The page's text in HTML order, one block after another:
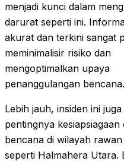
menjadi kunci dalam
darurat seperti ini.
akurat dan terkini sangat
meminimalisir risiko dan
mengoptimalkan upaya
penanggulangan bencana.
Lebih jauh, insiden ini
pentingnya kesiapsiagaan
bencana di wilayah
seperti Halmahera Utara.